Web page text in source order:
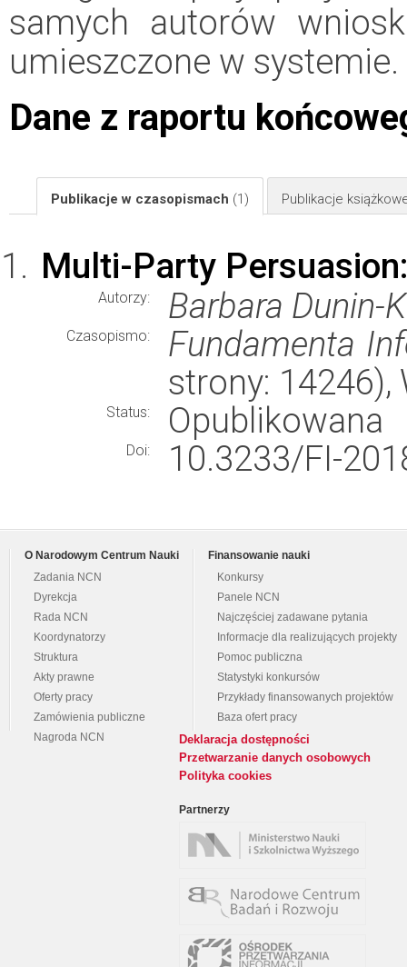
samych autorów
umieszczone w systemie.
Dane z raportu
Publikacje w czasopismach (1) Publikacje
Multi-Party
Autorzy: Barbara Dunin-
Czasopismo:
Fundamenta
strony:
Status: Opublikowana
Doi: 10.3233/FI-
O Narodowym Centrum Nauki
Zadania NCN
Dyrekcja
Rada NCN
Koordynatorzy
Struktura
Akty prawne
Oferty pracy
Zamówienia publiczne
Nagroda NCN
Finansowanie nauki
Konkursy
Panele NCN
Najczęściej zadawane pytania
Informacje dla realizujących projekty
Pomoc publiczna
Statystyki konkursów
Przykłady finansowanych projektów
Baza ofert pracy
Deklaracja dostępności
Przetwarzanie danych osobowych
Polityka cookies
Partnerzy